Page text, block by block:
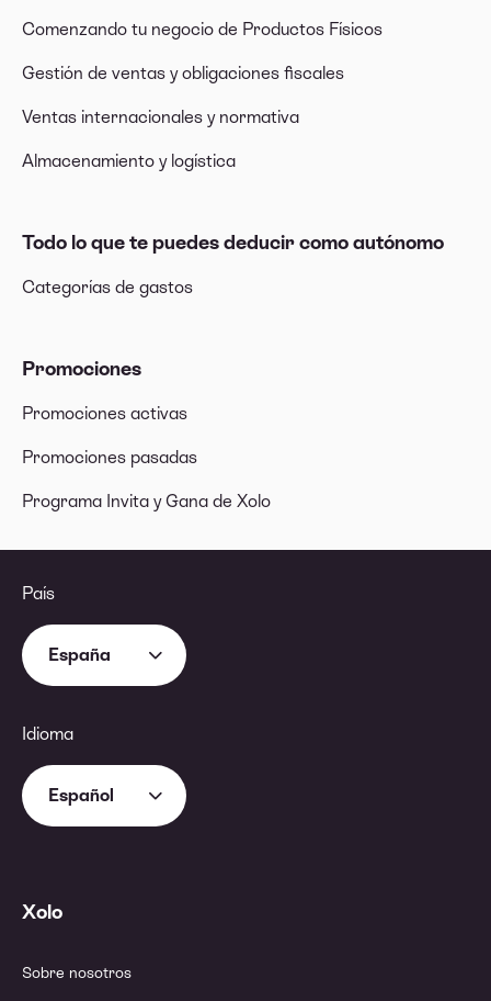
Comenzando tu negocio de Productos Físicos
Gestión de ventas y obligaciones fiscales
Ventas internacionales y normativa
Almacenamiento y logística
Todo lo que te puedes deducir como autónomo
Categorías de gastos
Promociones
Promociones activas
Promociones pasadas
Programa Invita y Gana de Xolo
País
España
Idioma
Español
Xolo
Sobre nosotros